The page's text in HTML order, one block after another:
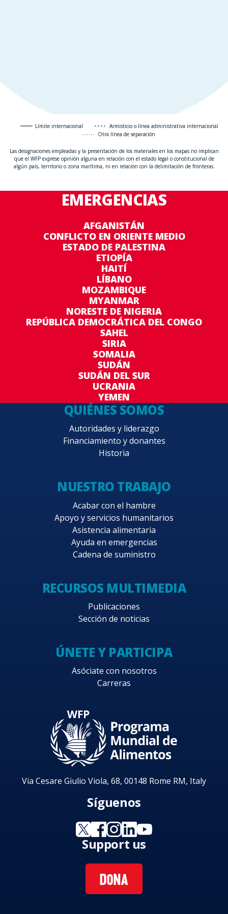
Límite internacional
Armisticio o línea administrativa internacional
Otra línea de separación
Las designaciones empleadas y la presentación de los materiales en los mapas no implican
que el WFP exprese opinión alguna en relación con el estado legal o constitucional de
algún país, territorio o zona marítima, ni en relación con la delimitación de fronteras.
EMERGENCIAS
AFGANISTÁN
CONFLICTO EN ORIENTE MEDIO
ESTADO DE PALESTINA
ETIOPÍA
HAITÍ
LÍBANO
MOZAMBIQUE
MYANMAR
NORESTE DE NIGERIA
REPÚBLICA DEMOCRÁTICA DEL CONGO
SAHEL
SIRIA
SOMALIA
SUDÁN
SUDÁN DEL SUR
UCRANIA
YEMEN
QUIÉNES SOMOS
Autoridades y liderazgo
Financiamiento y donantes
Historia
NUESTRO TRABAJO
Acabar con el hambre
Apoyo y servicios humanitarios
Asistencia alimentaria
Ayuda en emergencias
Cadena de suministro
RECURSOS MULTIMEDIA
Publicaciones
Sección de noticias
ÚNETE Y PARTICIPA
Asóciate con nosotros
Carreras
Via Cesare Giulio Viola, 68, 00148 Rome RM, Italy
Síguenos
Support us
DONA